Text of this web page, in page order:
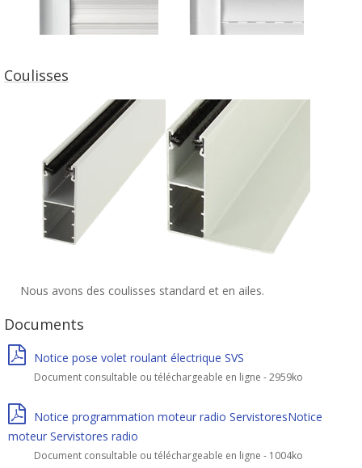
Coulisses
Nous avons des coulisses standard et en ailes.
Documents
Notice pose volet roulant électrique SVS
Document consultable ou téléchargeable en ligne - 2959ko
Notice programmation moteur radio ServistoresNotice
moteur Servistores radio
Document consultable ou téléchargeable en ligne - 1004ko